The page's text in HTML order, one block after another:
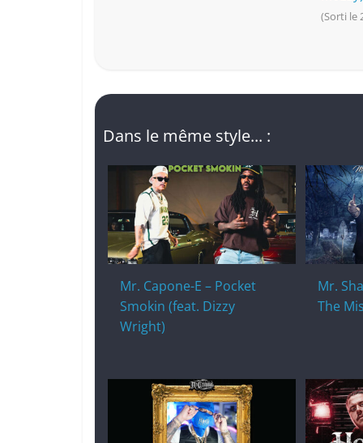
(Sorti le
Dans le même style... :
Mr. Capone-E – Pocket
Smokin (feat. Dizzy
Wright)
Mr.
The